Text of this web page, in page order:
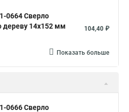
0664 Сверло
дереву 14х152 мм
104,40 ₽
Показать больше
0666 Сверло